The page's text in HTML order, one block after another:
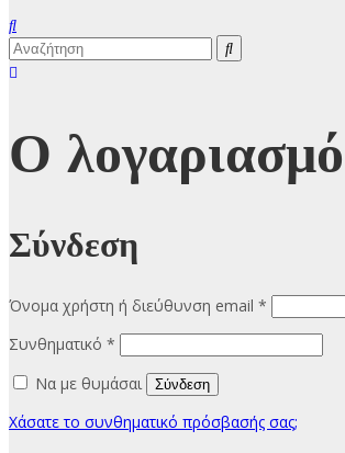
Ο
Σύνδεση
Όνομα χρήστη ή διεύθυνση email *
Συνθηματικό *
Να με θυμάσαι
Σύνδεση
Χάσατε το συνθηματικό πρόσβασής σας;